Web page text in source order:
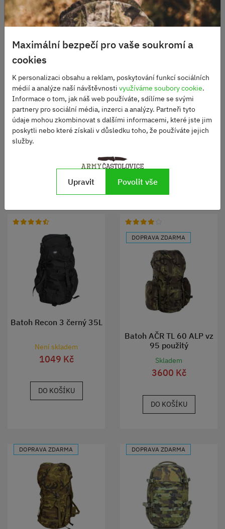
vyztužení zad plastovou deskou a dvojicí tyčí
jednoduché přenášecí madlo
vývod pro hadičku hydro vaku
výškově stavitelné víko s vnitřní kapsou a VELCRO panelem
šest průvleků pro fixaci dalšího vybavení
vnitřní elastickou kapsu pro hydratační vak
Specifikace:
materiál: 1000D Cordura
hmotnost: 1140 g
Vyrobeno v ČR z nejkvalitnější Cordury.
Alternativní produkty
Batoh Recon 3 černý 35L
Není skladem
1049 Kč
DO KOŠÍKU
DOPRAVA ZDARMA
Batoh AČR TL 60 ALP vz
95 použitý
Skladem
3600 Kč
DO KOŠÍKU
DOPRAVA ZDARMA DOPRAVA ZDARMA
Maximální bezpečí pro vaše soukromí a
cookies
K personalizaci obsahu a reklam, poskytování funkcí sociálních
médií a analýze naší návštěvnosti využíváme soubory cookie.
Informace o tom, jak náš web používáte, sdílíme se svými
partnery pro sociální média, inzerci a analýzy. Partneři tyto
údaje mohou zkombinovat s dalšími informacemi, které jste jim
poskytli nebo které získali v důsledku toho, že používáte jejich
služby.
Upravit Povolit vše